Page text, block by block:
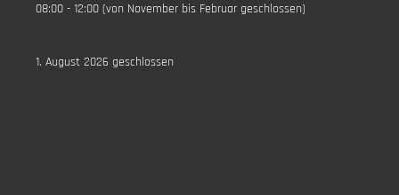
08:00 - 12:00 (von November bis Februar geschlossen)
1. August 2026 geschlossen